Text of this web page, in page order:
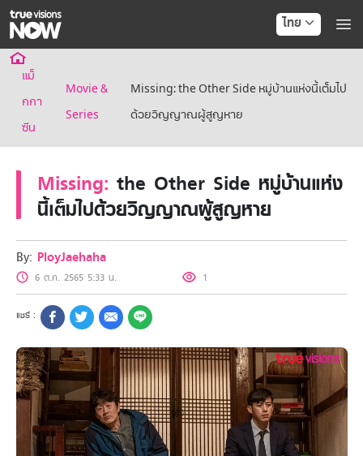
ไทย
แพ็กเกจ
NOW FOOTBALL
NOW Muay Thai
แพ็กเกจทรูวิชันส์นาวทั้งหมด
เคเบิลและจานดาวเทียม
Showtime
HoReCa
แพ็กเกจสำหรับผู้ประกอบการ
หาร้านร่วมรายการ
แม็
กกา
ซีน
Movie &
Series
Missing: the Other Side หมู่บ้านแห่งนี้เต็มไป
ด้วยวิญญาณผู้สูญหาย
Missing: the Other Side หมู่บ้านแห่ง
นี้เต็มไปด้วยวิญญาณผู้สูญหาย
By: PloyJaehaha
6 ต.ค. 2565 5:33 น. 1